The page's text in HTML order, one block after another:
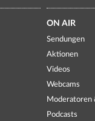
ON AIR
Sendungen
Aktionen
Videos
Webcams
Moderatoren
Podcasts